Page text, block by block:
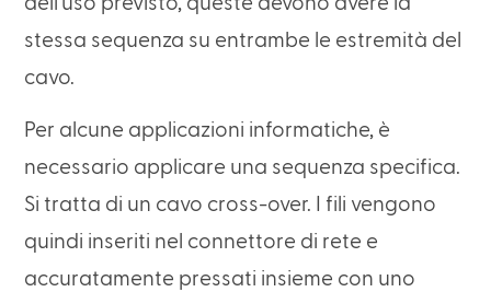
stessa sequenza su entrambe le estremità del
cavo.
Per alcune applicazioni informatiche, è
necessario applicare una sequenza specifica.
Si tratta di un cavo cross-over. I fili vengono
quindi inseriti nel connettore di rete e
accuratamente pressati insieme con uno